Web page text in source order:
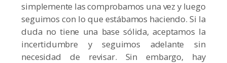
simplemente las comprobamos una vez y luego
seguimos con lo que estábamos haciendo. Si la
duda no tiene una base sólida, aceptamos la
incertidumbre y seguimos adelante sin
necesidad de revisar. Sin embargo, hay